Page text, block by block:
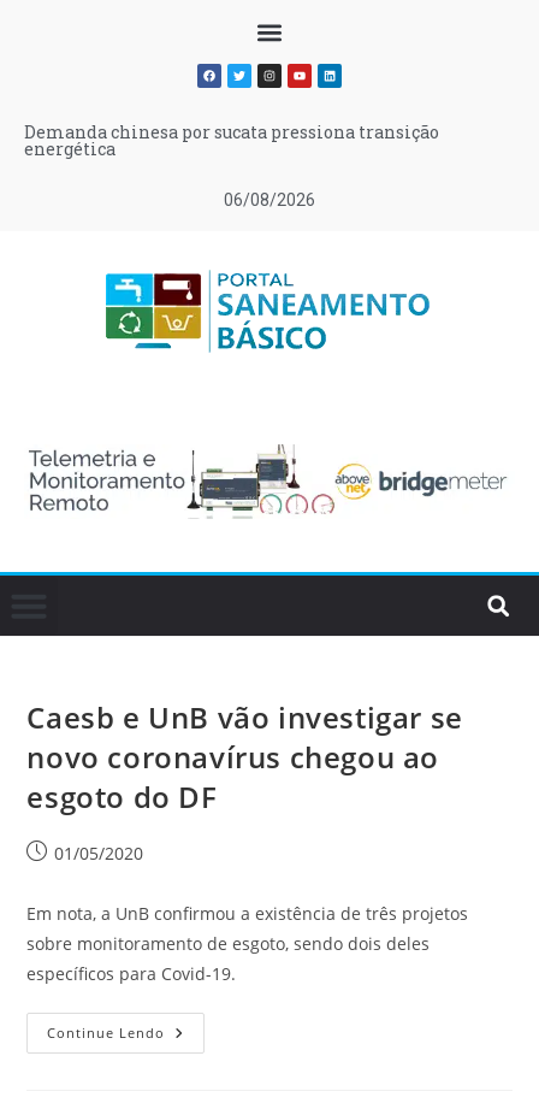
06/08/2026
Demanda chinesa por sucata pressiona transição
energética
Caesb e UnB vão investigar se
novo coronavírus chegou ao
esgoto do DF
01/05/2020
Em nota, a UnB confirmou a existência de três projetos
sobre monitoramento de esgoto, sendo dois deles
específicos para Covid-19.
Continue Lendo